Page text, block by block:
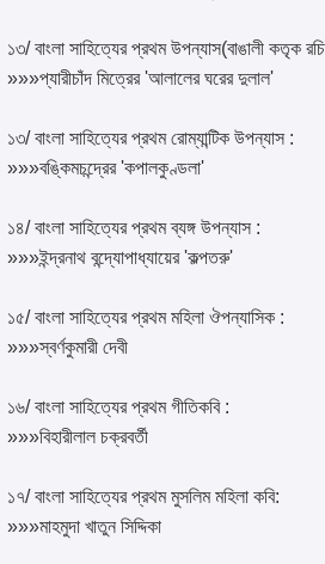
১৩/ বাংলা সাহিত্যের প্রথম উপন্যাস(বাঙালী কতৃক
»»»প্যারীচাঁদ মিত্রের 'আলালের ঘরের দুলাল'
১৩/ বাংলা সাহিত্যের প্রথম রোম্যান্টিক উপন্যাস :
»»»বঙ্কিমচন্দ্রের 'কপালকুণ্ডলা'
১৪/ বাংলা সাহিত্যের প্রথম ব্যঙ্গ উপন্যাস :
»»»ইন্দ্রনাথ বন্দ্যোপাধ্যায়ের 'কল্পতরু'
১৫/ বাংলা সাহিত্যের প্রথম মহিলা ঔপন্যাসিক :
»»»স্বর্ণকুমারী দেবী
১৬/ বাংলা সাহিত্যের প্রথম গীতিকবি :
»»»বিহারীলাল চক্রবর্তী
১৭/ বাংলা সাহিত্যের প্রথম মুসলিম মহিলা কবি:
»»»মাহমুদা খাতুন সিদ্দিকা